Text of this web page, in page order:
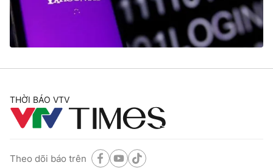
THỜI BÁO VTV
Theo dõi báo trên